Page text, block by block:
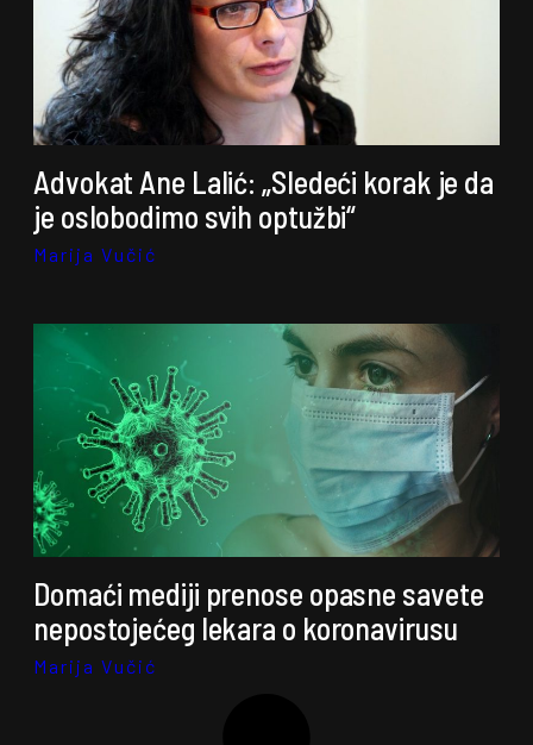
Advokat Ane Lalić: „Sledeći korak je da
je oslobodimo svih optužbi“
Marija Vučić
Domaći mediji prenose opasne savete
nepostojećeg lekara o koronavirusu
Marija Vučić